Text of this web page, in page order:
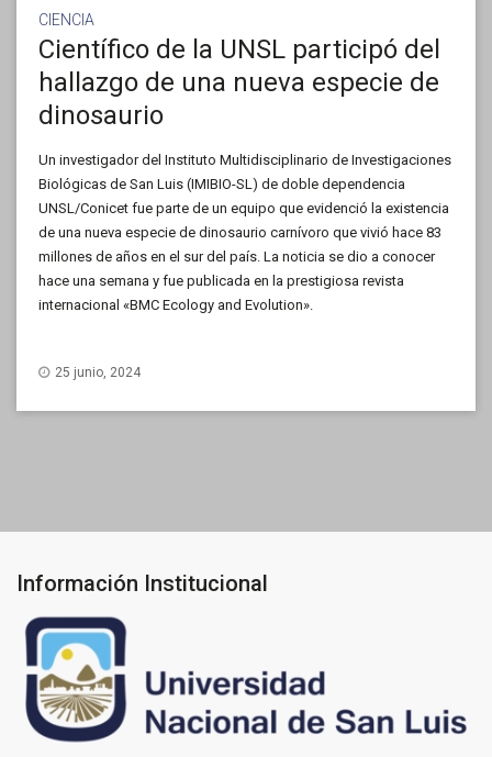
CIENCIA
Científico de la UNSL participó del
hallazgo de una nueva especie de
dinosaurio
Un investigador del Instituto Multidisciplinario de Investigaciones
Biológicas de San Luis (IMIBIO-SL) de doble dependencia
UNSL/Conicet fue parte de un equipo que evidenció la existencia
de una nueva especie de dinosaurio carnívoro que vivió hace 83
millones de años en el sur del país. La noticia se dio a conocer
hace una semana y fue publicada en la prestigiosa revista
internacional «BMC Ecology and Evolution».
25 junio, 2024
Información Institucional